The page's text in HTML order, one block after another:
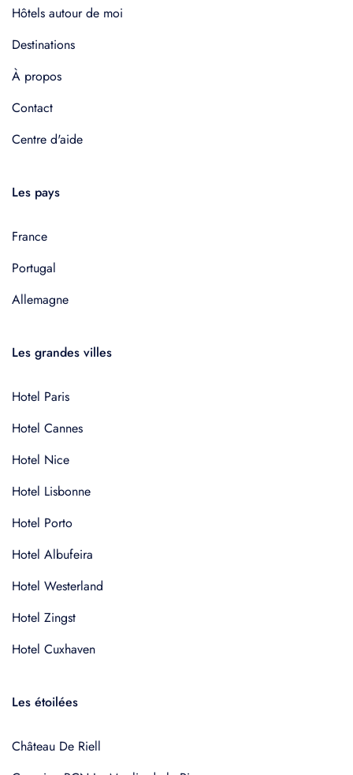
Hôtels autour de moi
Destinations
À propos
Contact
Centre d'aide
Les pays
France
Portugal
Allemagne
Les grandes villes
Hotel Paris
Hotel Cannes
Hotel Nice
Hotel Lisbonne
Hotel Porto
Hotel Albufeira
Hotel Westerland
Hotel Zingst
Hotel Cuxhaven
Les étoilées
Château De Riell